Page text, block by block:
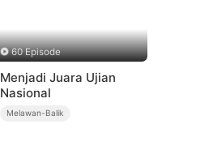
60 Episode
Menjadi Juara Ujian
Nasional
Melawan-Balik